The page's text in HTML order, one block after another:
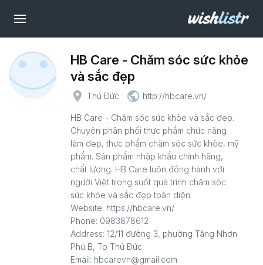
HB Care - Chăm sóc sức khỏe
và sắc đẹp
place Thủ Đức public http://hbcare.vn/
HB Care - Chăm sóc sức khỏe và sắc đẹp.
Chuyên phân phối thực phẩm chức năng
làm đẹp, thực phẩm chăm sóc sức khỏe, mỹ
phẩm. Sản phẩm nhập khẩu chính hãng,
chất lượng. HB Care luôn đồng hành với
người Việt trong suốt quá trình chăm sóc
sức khỏe và sắc đẹp toàn diện.
Website: https://hbcare.vn/
Phone: 0983878612
Address: 12/11 đường 3, phường Tăng Nhơn
Phú B, Tp Thủ Đức
Email: hbcarevn@gmail.com